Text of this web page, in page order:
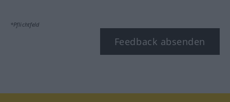
*Pflichtfeld
Feedback absenden